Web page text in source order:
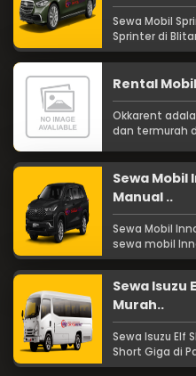
Sewa Mobil
Sprinter di
Rental
Okkarent
dan termurah
Sewa Mobil
Manual ..
Sewa Mobil
sewa mobil
Sewa Isuzu
Murah..
Sewa Isuzu Elf
Short Giga di